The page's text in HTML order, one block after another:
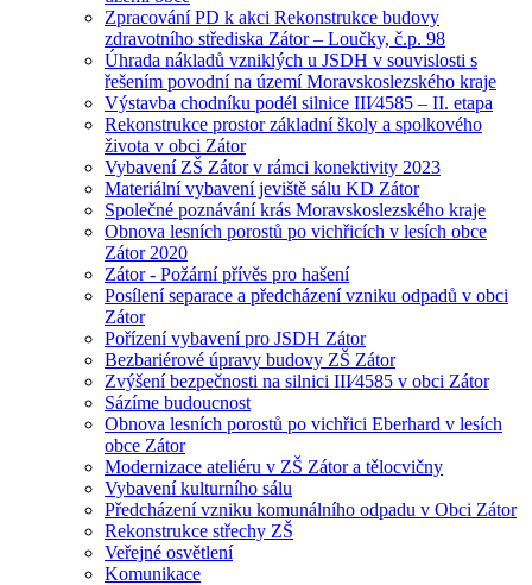
Zpracování PD k akci Rekonstrukce budovy
zdravotního střediska Zátor – Loučky, č.p. 98
Úhrada nákladů vzniklých u JSDH v souvislosti s
řešením povodní na území Moravskoslezského kraje
Výstavba chodníku podél silnice III⁄4585 – II. etapa
Rekonstrukce prostor základní školy a spolkového
života v obci Zátor
Vybavení ZŠ Zátor v rámci konektivity 2023
Materiální vybavení jeviště sálu KD Zátor
Společné poznávání krás Moravskoslezského kraje
Obnova lesních porostů po vichřicích v lesích obce
Zátor 2020
Zátor - Požární přívěs pro hašení
Posílení separace a předcházení vzniku odpadů v obci
Zátor
Pořízení vybavení pro JSDH Zátor
Bezbariérové úpravy budovy ZŠ Zátor
Zvýšení bezpečnosti na silnici III⁄4585 v obci Zátor
Sázíme budoucnost
Obnova lesních porostů po vichřici Eberhard v lesích
obce Zátor
Modernizace ateliéru v ZŠ Zátor a tělocvičny
Vybavení kulturního sálu
Předcházení vzniku komunálního odpadu v Obci Zátor
Rekonstrukce střechy ZŠ
Veřejné osvětlení
Komunikace